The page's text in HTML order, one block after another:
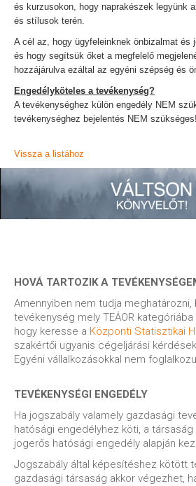
és kurzusokon, hogy naprakészek legyünk
és stílusok terén.
A cél az, hogy ügyfeleinknek önbizalmat és
és hogy segítsük őket a megfelelő
hozzájárulva ezáltal az egyéni szépség és
Engedélyköteles a tevékenység?
A tevékenységhez külön engedély NEM
tevékenységhez bejelentés NEM szükséges!
Vissza a listához
HOVÁ TARTOZIK A
Amennyiben nem tudja meghatározni,
tevékenység mely TEÁOR kategóriába
hogy keresse a Központi Statisztikai
szakértői ugyanis cégeljárási
Egyéni vállalkozásokkal nem
TEVÉKENYSÉGI ENGEDÉLY
Ha jogszabály valamely gazdasági
hatósági engedélyhez köti, a
jogerős hatósági engedély alapján
Jogszabály által képesítéshez kötött
gazdasági társaság akkor végezhet,